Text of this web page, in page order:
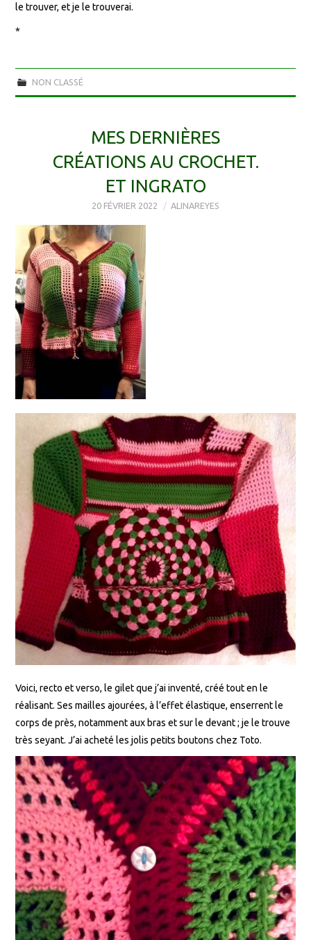
le trouver, et je le trouverai.
*
NON CLASSÉ
MES DERNIÈRES
CRÉATIONS AU CROCHET.
ET INGRATO
20 FÉVRIER 2022 ALINAREYES
Voici, recto et verso, le gilet que j’ai inventé, créé tout en le
réalisant. Ses mailles ajourées, à l’effet élastique, enserrent le
corps de près, notamment aux bras et sur le devant ; je le trouve
très seyant. J’ai acheté les jolis petits boutons chez Toto.